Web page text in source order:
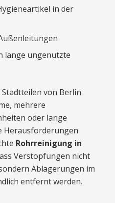
in der
lange ungenutzte
von Berlin
mehrere
oder lange
Herausforderungen
Rohrreinigung in
Verstopfungen nicht
Ablagerungen im
entfernt werden.